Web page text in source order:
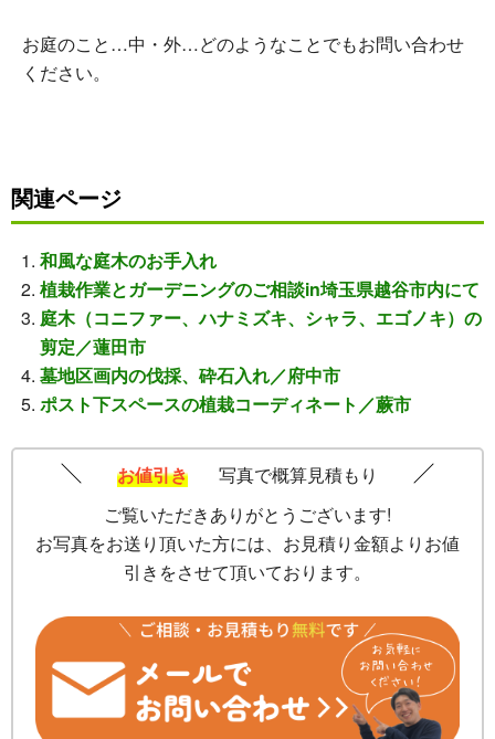
お庭のこと…中・外…どのようなことでもお問い合わせ
ください。
関連ページ
和風な庭木のお手入れ
植栽作業とガーデニングのご相談in埼玉県越谷市内にて
庭木（コニファー、ハナミズキ、シャラ、エゴノキ）の
剪定／蓮田市
墓地区画内の伐採、砕石入れ／府中市
ポスト下スペースの植栽コーディネート／蕨市
お値引き
写真で概算見積もり
ご覧いただきありがとうございます!
お写真をお送り頂いた方には、お見積り金額よりお値
引きをさせて頂いております。